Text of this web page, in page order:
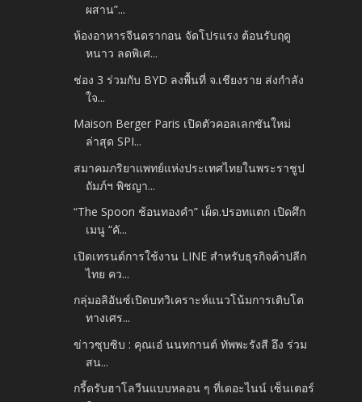
ผสาน”...
ห้องอาหารจีนดรากอน จัดโปรแรง ต้อนรับฤดู
หนาว ลดพิเศ...
ช่อง 3 ร่วมกับ BYD ลงพื้นที่ จ.เชียงราย ส่งกำลัง
ใจ...
Maison Berger Paris เปิดตัวคอลเลกชันใหม่
ล่าสุด SPI...
สมาคมภริยาแพทย์แห่งประเทศไทยในพระราชูป
ถัมภ์ฯ พิชญา...
“The Spoon ช้อนทองคำ” เผ็ด.ปรอทแตก เปิดศึก
เมนู “คั...
เปิดเทรนด์การใช้งาน LINE สำหรับธุรกิจค้าปลีก
ไทย คว...
กลุ่มอลิอันซ์เปิดบทวิเคราะห์แนวโน้มการเติบโต
ทางเศร...
ข่าวซุบซิบ : คุณเอ๋ นนทกานต์ ทัพพะรังสี อึง ร่วม
สน...
กรี้ดรับฮาโลวีนแบบหลอน ๆ ที่เดอะไนน์ เซ็นเตอร์